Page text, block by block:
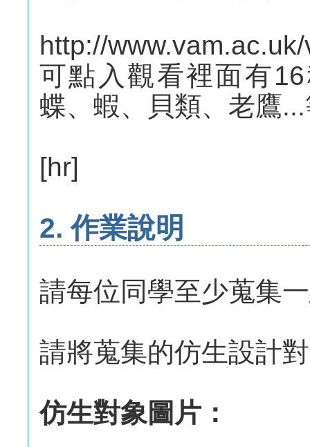
http://
可點入觀看裡面有
蝶、蝦、貝類、老鷹
[hr]
2. 作業說明
請每位同學至少蒐集
請將蒐集的仿生設計
仿生對象圖片：